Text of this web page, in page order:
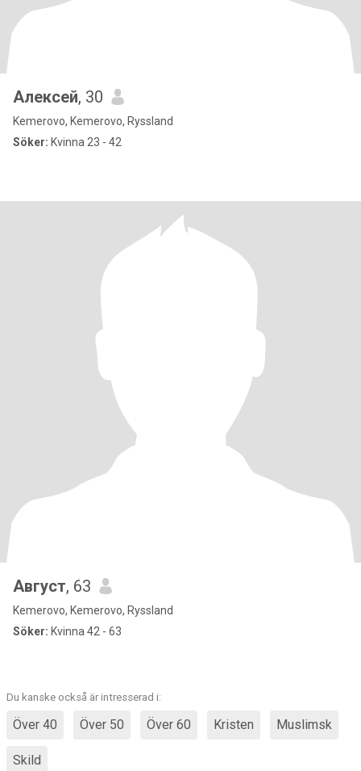
Алексей, 30
Kemerovo, Kemerovo, Ryssland
Söker: Kvinna 23 - 42
Август, 63
Kemerovo, Kemerovo, Ryssland
Söker: Kvinna 42 - 63
Du kanske också är intresserad i:
Över 40 Över 50 Över 60 Kristen Muslimsk
Skild